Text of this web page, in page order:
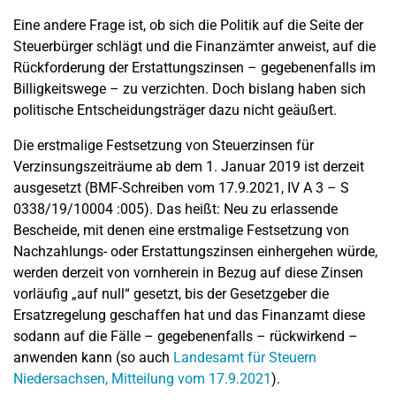
Eine andere Frage ist, ob sich die Politik auf die Seite der
Steuerbürger schlägt und die Finanzämter anweist, auf die
Rückforderung der Erstattungszinsen – gegebenenfalls im
Billigkeitswege – zu verzichten. Doch bislang haben sich
politische Entscheidungsträger dazu nicht geäußert.
Die erstmalige Festsetzung von Steuerzinsen für
Verzinsungszeiträume ab dem 1. Januar 2019 ist derzeit
ausgesetzt (BMF-Schreiben vom 17.9.2021, IV A 3 – S
0338/19/10004 :005). Das heißt: Neu zu erlassende
Bescheide, mit denen eine erstmalige Festsetzung von
Nachzahlungs- oder Erstattungszinsen einhergehen würde,
werden derzeit von vornherein in Bezug auf diese Zinsen
vorläufig „auf null“ gesetzt, bis der Gesetzgeber die
Ersatzregelung geschaffen hat und das Finanzamt diese
sodann auf die Fälle – gegebenenfalls – rückwirkend –
anwenden kann (so auch Landesamt für Steuern
Niedersachsen, Mitteilung vom 17.9.2021).